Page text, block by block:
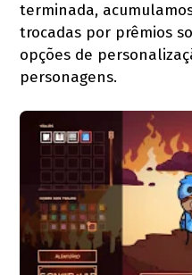
terminada,
trocadas por prêmios
opções de
personagens.